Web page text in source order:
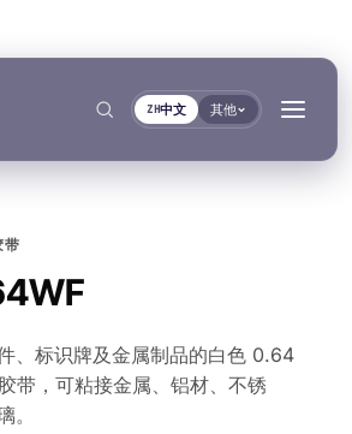
ZH中文 其他
搜索
带
、标识牌及金属制品的白色 0.64
带，可粘接金属、铝材、不锈
。